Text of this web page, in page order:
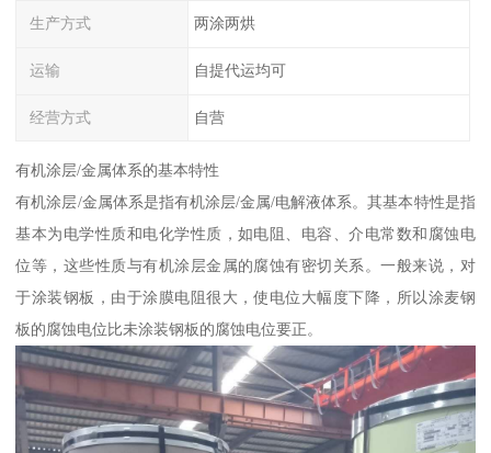
生产方式 两涂两烘
运输 自提代运均可
经营方式 自营
有机涂层/金属体系的基本特性
有机涂层/金属体系是指有机涂层/金属/电解液体系。其基本特性是指
基本为电学性质和电化学性质，如电阻、电容、介电常数和腐蚀电
位等，这些性质与有机涂层金属的腐蚀有密切关系。一般来说，对
于涂装钢板，由于涂膜电阻很大，使电位大幅度下降，所以涂麦钢
板的腐蚀电位比未涂装钢板的腐蚀电位要正。